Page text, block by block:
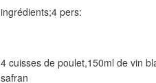
ingrédients;4 pers:
4 cuisses de poulet,150ml de vin
safran